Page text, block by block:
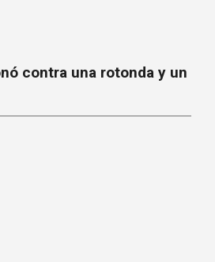
contra una rotonda y un